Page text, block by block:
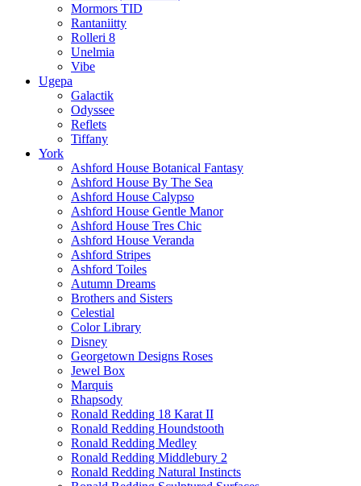
Mormors TID
Rantaniitty
Rolleri 8
Unelmia
Vibe
Ugepa
Galactik
Odyssee
Reflets
Tiffany
York
Ashford House Botanical Fantasy
Ashford House By The Sea
Ashford House Calypso
Ashford House Gentle Manor
Ashford House Tres Chic
Ashford House Veranda
Ashford Stripes
Ashford Toiles
Autumn Dreams
Brothers and Sisters
Celestial
Color Library
Disney
Georgetown Designs Roses
Jewel Box
Marquis
Rhapsody
Ronald Redding 18 Karat II
Ronald Redding Houndstooth
Ronald Redding Medley
Ronald Redding Middlebury 2
Ronald Redding Natural Instincts